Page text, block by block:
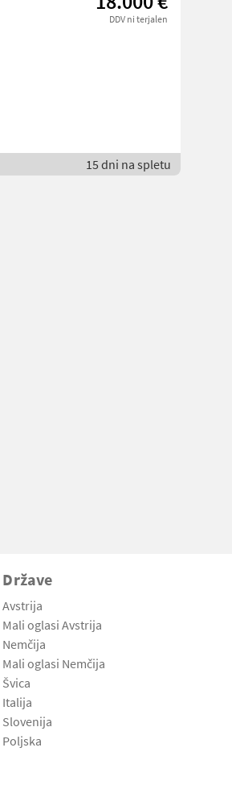
DDV ni terjalen
15 dni na spletu
Države
Avstrija
Mali oglasi Avstrija
Nemčija
Mali oglasi Nemčija
Švica
Italija
Slovenija
Poljska